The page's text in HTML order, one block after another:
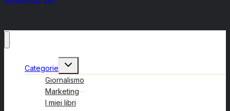
Categorie
Alterna
figlio
Giornalismo
Marketing
I miei libri